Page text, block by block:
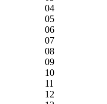
04
05
06
07
08
09
10
11
12